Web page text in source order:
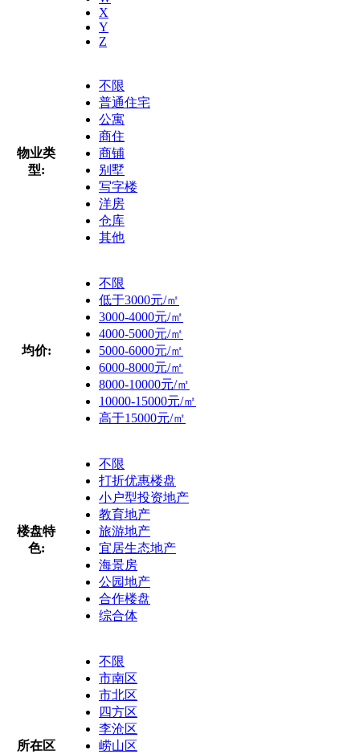
X
Y
Z
物业类
型:
不限
普通住宅
公寓
商住
商铺
别墅
写字楼
洋房
仓库
其他
均价:
不限
低于3000元/㎡
3000-4000元/㎡
4000-5000元/㎡
5000-6000元/㎡
6000-8000元/㎡
8000-10000元/㎡
10000-15000元/㎡
高于15000元/㎡
楼盘特
色:
不限
打折优惠楼盘
小户型投资地产
教育地产
旅游地产
宜居生态地产
海景房
公园地产
合作楼盘
综合体
所在区
不限
市南区
市北区
四方区
李沧区
崂山区